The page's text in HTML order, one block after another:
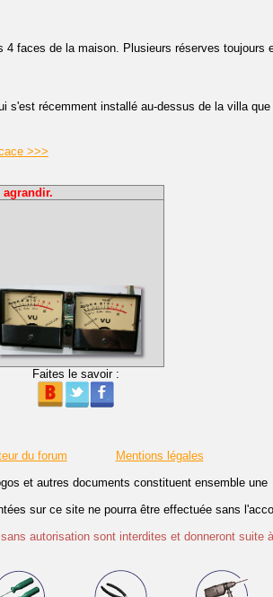
faces de la maison. Plusieurs réserves toujours
s'est récemment installé au-dessus de la villa que
>>>
Faites le savoir :
du forum
Mentions légales
et autres documents constituent ensemble une
sur ce site ne pourra être effectuée sans
autorisation sont interdites et donneront suite